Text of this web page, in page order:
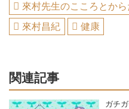
來村先生のこころとか
來村昌紀
健康
関連記事
ガチ